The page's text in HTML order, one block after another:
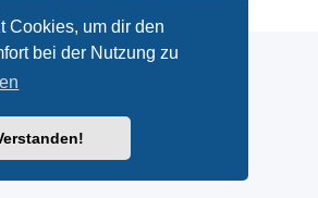
Cookies, um dir den
bei der Nutzung zu